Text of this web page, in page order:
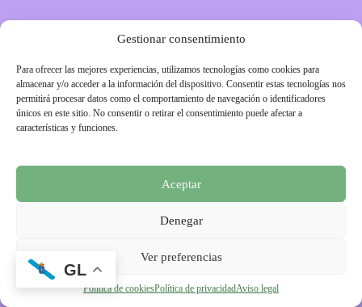
Gestionar consentimiento
Para ofrecer las mejores experiencias, utilizamos tecnologías como cookies para
almacenar y/o acceder a la información del dispositivo. Consentir estas tecnologías nos
permitirá procesar datos como el comportamiento de navegación o identificadores
únicos en este sitio. No consentir o retirar el consentimiento puede afectar a
características y funciones.
Aceptar
Denegar
Ver preferencias
Política de cookiesPolítica de privacidadAviso legal
GL